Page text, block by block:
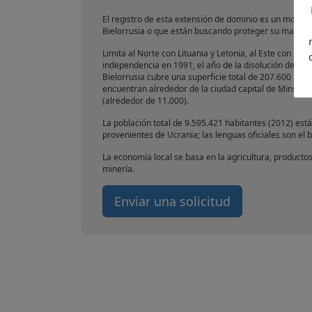
El registro de esta extensión de dominio es un
Bielorrusia o que están buscando proteger su marca
Limita al Norte con Lituania y Letonia, al Este con la
independencia en 1991, el año de la disolución de la
Bielorrusia cubre una superficie total de 207.600
encuentran alrededor de la ciudad capital de Minsk,
(alrededor de 11.000).
La población total de 9.595.421 habitantes (2012)
provenientes de Ucrania; las lenguas oficiales son el
La economía local se basa en la agricultura,
minería.
Enviar una solicitud